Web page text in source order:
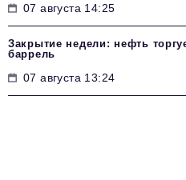
07 августа 14:25
Закрытие недели: нефть
баррель
07 августа 13:24